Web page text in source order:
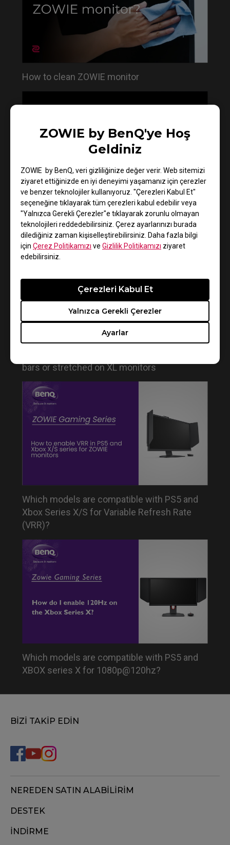
ZOWIE by BenQ'ye Hoş
Geldiniz
ZOWIE by BenQ, veri gizliliğinize değer verir. Web sitemizi
ziyaret ettiğinizde en iyi deneyimi yaşamanız için çerezler
ve benzer teknolojiler kullanıyoruz. "Çerezleri Kabul Et"
seçeneğine tıklayarak tüm çerezleri kabul edebilir veya
"Yalnızca Gerekli Çerezler"e tıklayarak zorunlu olmayan
teknolojileri reddedebilirsiniz. Çerez ayarlarınızı burada
dilediğiniz zaman kişiselleştirebilirsiniz. Daha fazla bilgi
için Çerez Politikamızı ve Gizlilik Politikamızı ziyaret
edebilirsiniz.
Ayarlar
Yalnızca Gerekli Çerezler
Çerezleri Kabul Et
How to clean ZOWIE monitor
Do you need to install the monitor driver in XL
series?
bars or stretched on XL monitors
Which models are compatible with PS5 and
Xbox Series X/S for Variable Refresh Rate
(VRR)?
Which models are compatible with PS5 and
XBOX series X for 1080p@120hz?
BİZİ TAKİP EDİN
NEREDEN SATIN ALABİLİRİM
DESTEK
İNDİRME